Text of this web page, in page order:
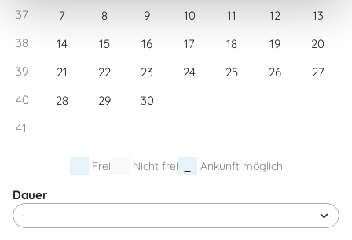
37 7 8 9 10 11 12
13
38
14 15 16 17 18 19
20
39
21 22 23 24 25 26
27
40
28 29
30
41
Frei Nicht frei Ankunft möglich
Dauer